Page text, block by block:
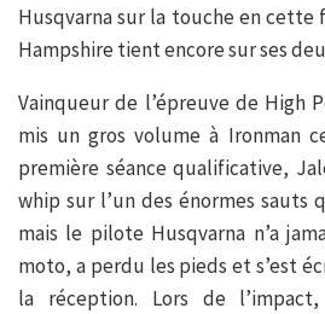
Husqvarna sur la touche en cette
Hampshire tient encore sur ses
Vainqueur de l’épreuve de High
mis un gros volume à Ironman
première séance qualificative,
whip sur l’un des énormes sauts
mais le pilote Husqvarna n’a
moto, a perdu les pieds et s’est
la réception. Lors de